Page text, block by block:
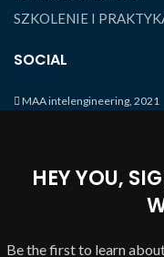
SZKOLENIE I
SOCIAL
MAA intelengineering, 2021
HEY YOU,
Be the first to learn